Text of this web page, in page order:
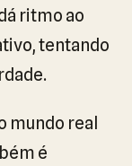
ritmo ao
tentando
mundo real
é